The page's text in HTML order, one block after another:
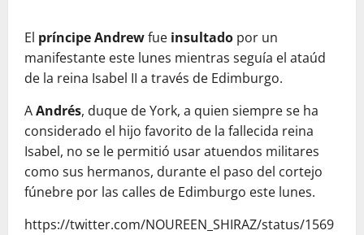
El príncipe Andrewfue insultado por un
manifestante este lunes mientras seguía el ataúd
de la reina Isabel II a través de Edimburgo.
AAndrés, duque de York, a quien siempre se ha
considerado el hijo favorito de la fallecida reina
Isabel, no se le permitió usar atuendos militares
como sus hermanos, durante el paso del cortejo
fúnebre por las calles de Edimburgo este lunes.
https://twitter.com/NOUREEN_SHIRAZ/status/1569